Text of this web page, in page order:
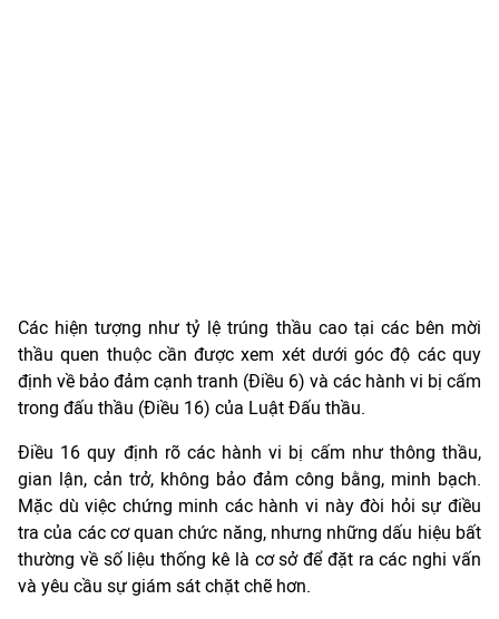
Các hiện tượng như tỷ lệ trúng thầu cao tại các bên mời
thầu quen thuộc cần được xem xét dưới góc độ các quy
định về bảo đảm cạnh tranh (Điều 6) và các hành vi bị cấm
trong đấu thầu (Điều 16) của Luật Đấu thầu.
Điều 16 quy định rõ các hành vi bị cấm như thông thầu,
gian lận, cản trở, không bảo đảm công bằng, minh bạch.
Mặc dù việc chứng minh các hành vi này đòi hỏi sự điều
tra của các cơ quan chức năng, nhưng những dấu hiệu bất
thường về số liệu thống kê là cơ sở để đặt ra các nghi vấn
và yêu cầu sự giám sát chặt chẽ hơn.